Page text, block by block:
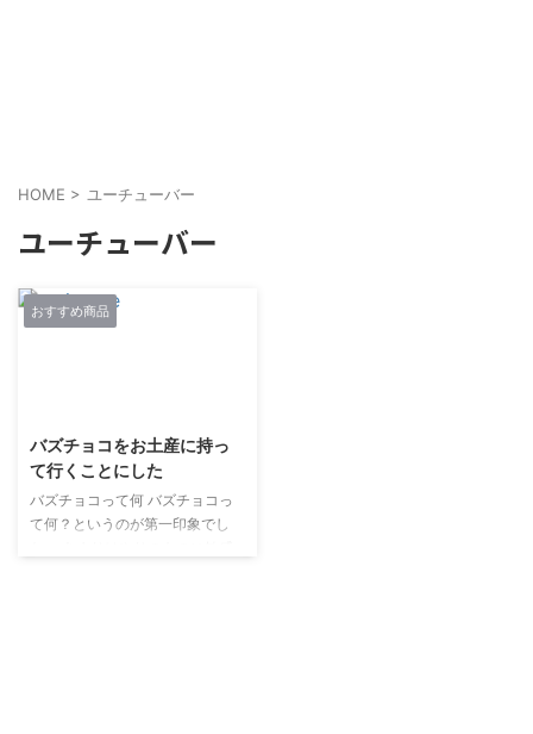
HOME > ユーチューバー
ユーチューバー
おすすめ商品
バズチョコをお土産に持っ
て行くことにした
バズチョコって何 バズチョコっ
て何？というのが第一印象でし